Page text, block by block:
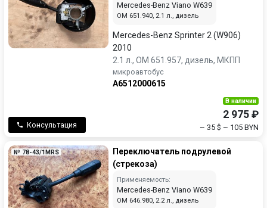
Mercedes-Benz Viano W639
OM 651.940, 2.1 л., дизель
Mercedes-Benz Sprinter 2 (W906)
2010
2.1 л., OM 651.957, дизель, МКПП
микроавтобус
A6512000615
Консультация
В наличии
2 975 ₽
~ 35 $ ~ 105 BYN
№ 78-43/1MRS
Переключатель подрулевой
(стрекоза)
Применяемость:
Mercedes-Benz Viano W639
OM 646.980, 2.2 л., дизель